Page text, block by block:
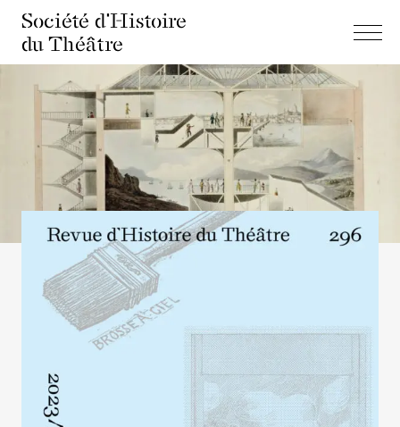
Société d'Histoire
du Théâtre